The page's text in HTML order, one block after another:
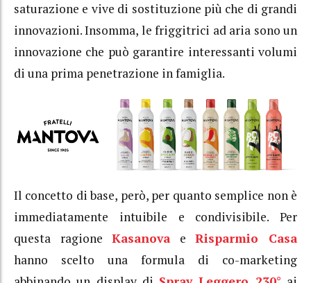
saturazione e vive di sostituzione più che di grandi
innovazioni. Insomma, le friggitrici ad aria sono un
innovazione che può garantire interessanti volumi
di una prima penetrazione in famiglia.
Il concetto di base, però, per quanto semplice non è
immediatamente intuibile e condivisibile. Per
questa ragioneKasanova eRisparmio Casa
hanno scelto una formula di co-marketing